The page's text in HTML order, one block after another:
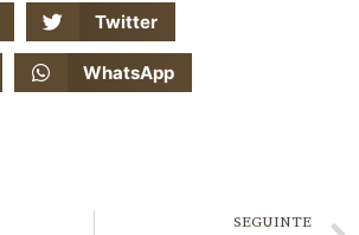
Twitter
WhatsApp
SEGUINTE